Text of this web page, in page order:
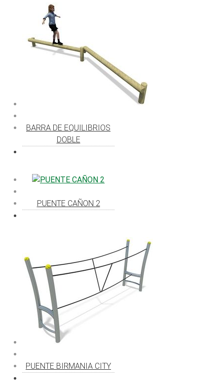
BARRA DE EQUILIBRIOS
DOBLE
PUENTE CAÑON 2
PUENTE BIRMANIA CITY